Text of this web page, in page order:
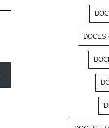
DOCES